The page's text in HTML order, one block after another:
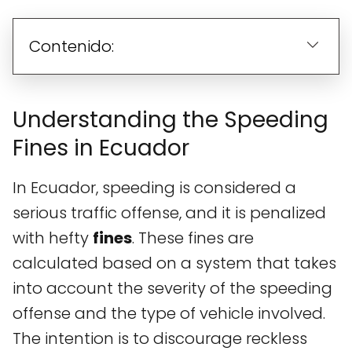
Contenido:
Understanding the Speeding
Fines in Ecuador
In Ecuador, speeding is considered a
serious traffic offense, and it is penalized
with hefty fines. These fines are
calculated based on a system that takes
into account the severity of the speeding
offense and the type of vehicle involved.
The intention is to discourage reckless